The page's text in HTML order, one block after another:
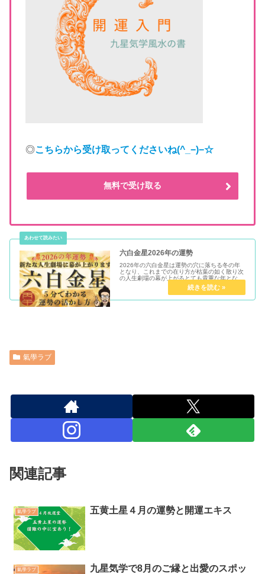
◎こちらから受け取ってくださいね(^_−)−☆
無料で受け取る
六白金星2026年の運勢
2026年の六白金星は運勢の穴に落ちる冬の年
となり、これまでの在り方が枯葉の如く散り次
の人生劇場の幕が上がるとても貴重な年となり
氣學ラブ
関連記事
氣學ラブ 五黄土星４月の運勢と開運エキス
氣學ラブ
九星気学で8月のご縁と出愛のスポッ